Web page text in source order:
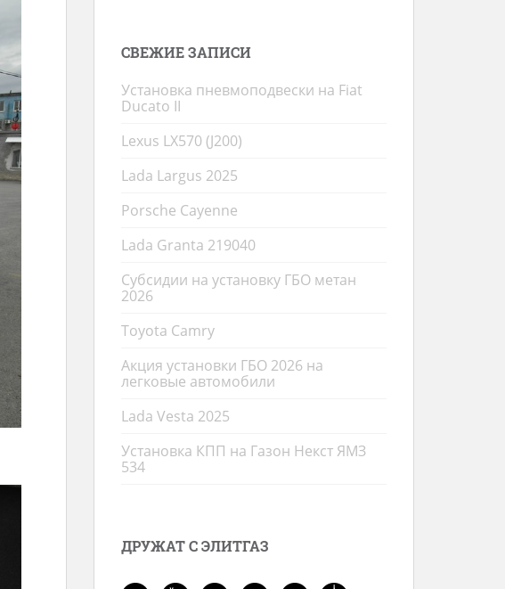
СВЕЖИЕ ЗАПИСИ
Установка пневмоподвески на Fiat
Ducato II
Lexus LX570 (J200)
Lada Largus 2025
Porsche Cayenne
Lada Granta 219040
Субсидии на установку ГБО метан
2026
Toyota Camry
Акция установки ГБО 2026 на
легковые автомобили
Lada Vesta 2025
Установка КПП на Газон Некст ЯМЗ
534
ДРУЖАТ С ЭЛИТГАЗ